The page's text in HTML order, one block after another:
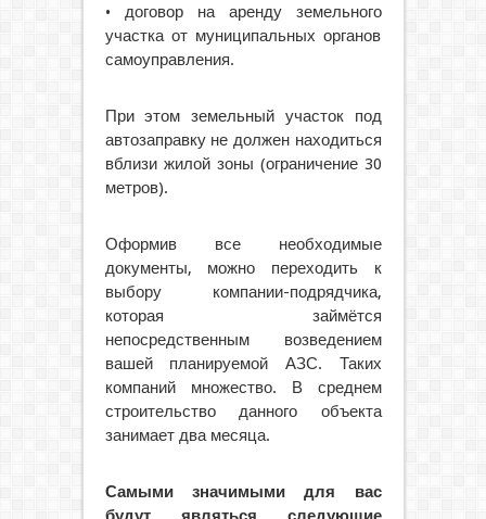
• договор на аренду земельного
участка от муниципальных органов
самоуправления.
При этом земельный участок под
автозаправку не должен находиться
вблизи жилой зоны (ограничение 30
метров).
Оформив все необходимые
документы, можно переходить к
выбору компании-подрядчика,
которая займётся
непосредственным возведением
вашей планируемой АЗС. Таких
компаний множество. В среднем
строительство данного объекта
занимает два месяца.
Самыми значимыми для вас